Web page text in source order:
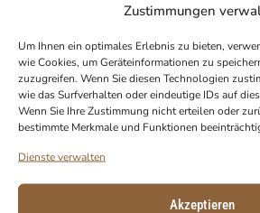
Zustimmungen
Um Ihnen ein optimales Erlebnis zu bieten,
wie Cookies, um Geräteinformationen zu
zuzugreifen. Wenn Sie diesen Technologien
wie das Surfverhalten oder eindeutige IDs auf
Wenn Sie Ihre Zustimmung nicht erteilen oder
bestimmte Merkmale und Funktionen
Dienste verwalten
Akzeptieren